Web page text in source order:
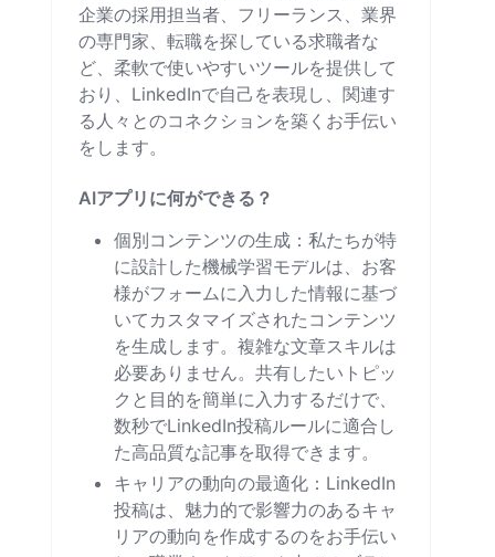
企業の採用担当者、フリーランス、業界
の専門家、転職を探している求職者な
ど、柔軟で使いやすいツールを提供して
おり、LinkedInで自己を表現し、関連す
る人々とのコネクションを築くお手伝い
をします。
AIアプリに何ができる？
個別コンテンツの生成：私たちが特
に設計した機械学習モデルは、お客
様がフォームに入力した情報に基づ
いてカスタマイズされたコンテンツ
を生成します。複雑な文章スキルは
必要ありません。共有したいトピッ
クと目的を簡単に入力するだけで、
数秒でLinkedIn投稿ルールに適合し
た高品質な記事を取得できます。
キャリアの動向の最適化：LinkedIn
投稿は、魅力的で影響力のあるキャ
リアの動向を作成するのをお手伝い